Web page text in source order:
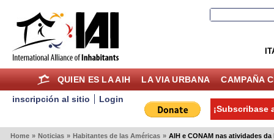
QUIEN ES LA AIH LA VIA URBANA CAMPAÑA
inscripción al sitio
Login
¡Subscribase
Home » Noticias » Habitantes de las Américas » AIH e CONAM nas atividades